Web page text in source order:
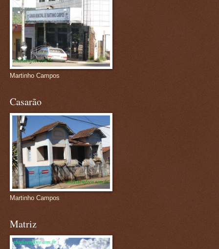
Martinho Campos
Casarão
Martinho Campos
Matriz